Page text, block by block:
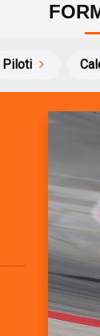
Piloti